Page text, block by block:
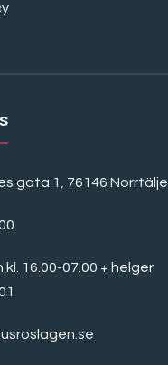
gata 1, 76146 Norrtälje
16.00-07.00 + helger